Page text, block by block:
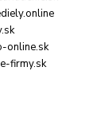
online.sk
firmy.sk